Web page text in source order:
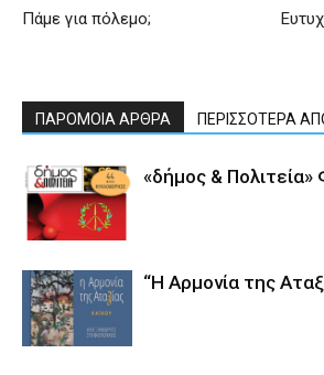
Πάμε για πόλεμο;
ΠΑΡΟΜΟΙΑ ΑΡΘΡΑ ΠΕΡΙΣΣΟΤΕΡΑ
«δήμος &
“Η Αρμονία της